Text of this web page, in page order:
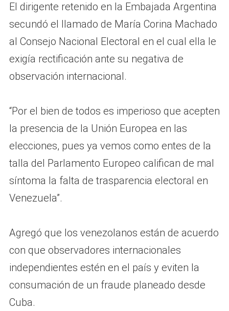
El dirigente retenido en la Embajada Argentina
secundó el llamado de María Corina Machado
al Consejo Nacional Electoral en el cual ella le
exigía rectificación ante su negativa de
observación internacional.
“Por el bien de todos es imperioso que acepten
la presencia de la Unión Europea en las
elecciones, pues ya vemos como entes de la
talla del Parlamento Europeo califican de mal
síntoma la falta de trasparencia electoral en
Venezuela”.
Agregó que los venezolanos están de acuerdo
con que observadores internacionales
independientes estén en el país y eviten la
consumación de un fraude planeado desde
Cuba.